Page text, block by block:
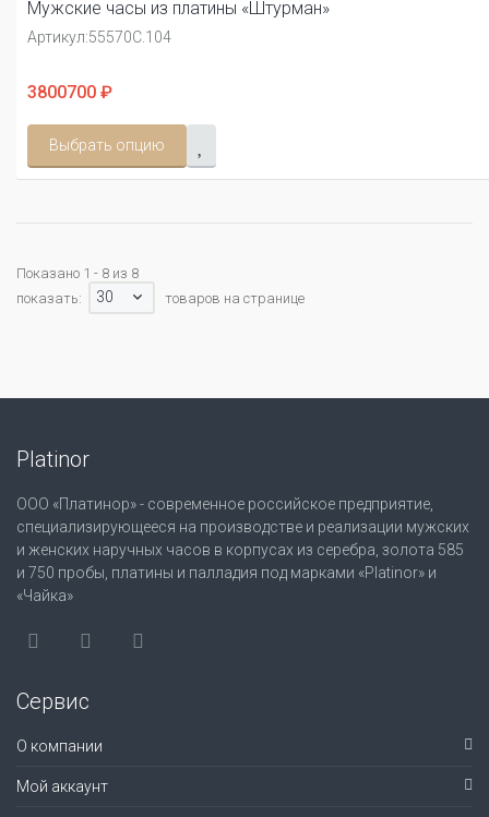
Мужские часы из платины «Штурман»
Артикул:55570С.104
3800700 ₽
Выбрать опцию
Показано 1 - 8 из 8
показать:
30 товаров на странице
Platinor
ООО «Платинор» - современное российское предприятие,
специализирующееся на производстве и реализации мужских
и женских наручных часов в корпусах из серебра, золота 585
и 750 пробы, платины и палладия под марками «Platinor» и
«Чайка»
Сервис
О компании
Мой аккаунт